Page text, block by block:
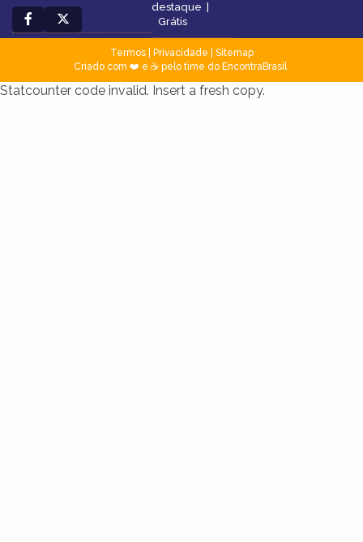
destaque
Grátis
Termos| Privacidade
Sitemap
Criado com ❤️ e ☕ pelo time do EncontraBrasil
Statcounter code invalid. Insert a fresh copy.